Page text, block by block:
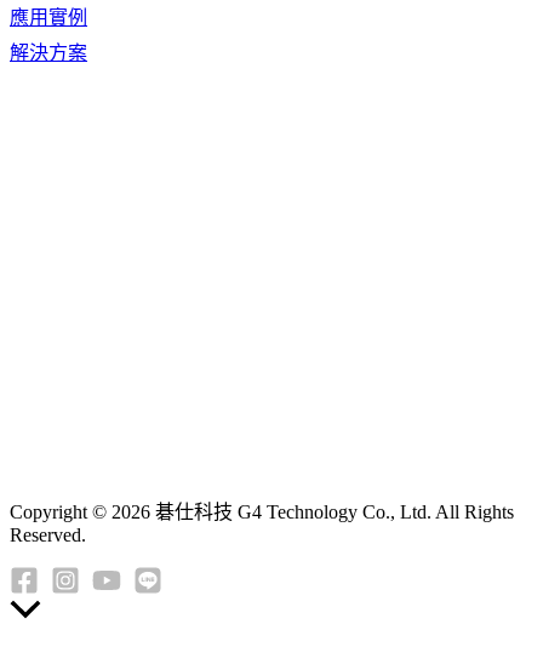
應用實例
解決方案
Copyright © 2026 碁仕科技 G4 Technology Co., Ltd. All Rights
Reserved.